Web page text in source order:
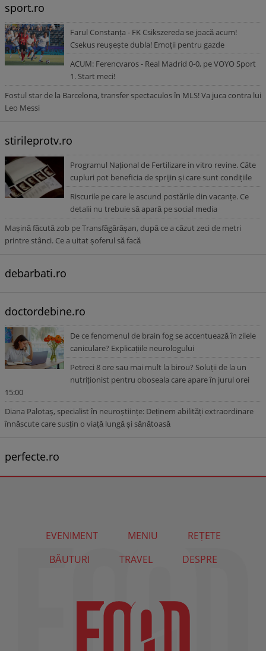
sport.ro
Farul Constanța - FK Csikszereda se joacă acum!
Csekus reușește dubla! Emoții pentru gazde
ACUM: Ferencvaros - Real Madrid 0-0, pe VOYO Sport
1. Start meci!
Fostul star de la Barcelona, transfer spectaculos în MLS! Va juca contra lui
Leo Messi
stirileprotv.ro
Programul Național de Fertilizare in vitro revine. Câte
cupluri pot beneficia de sprijin și care sunt condițiile
Riscurile pe care le ascund postările din vacanțe. Ce
detalii nu trebuie să apară pe social media
Mașină făcută zob pe Transfăgărășan, după ce a căzut zeci de metri
printre stânci. Ce a uitat șoferul să facă
debarbati.ro
doctordebine.ro
De ce fenomenul de brain fog se accentuează în zilele
caniculare? Explicațiile neurologului
Petreci 8 ore sau mai mult la birou? Soluții de la un
nutriționist pentru oboseala care apare în jurul orei
15:00
Diana Palotaș, specialist în neuroștiințe: Deținem abilități extraordinare
înnăscute care susțin o viață lungă și sănătoasă
perfecte.ro
EVENIMENT MENIU
REȚETE
BĂUTURI
TRAVEL DESPRE